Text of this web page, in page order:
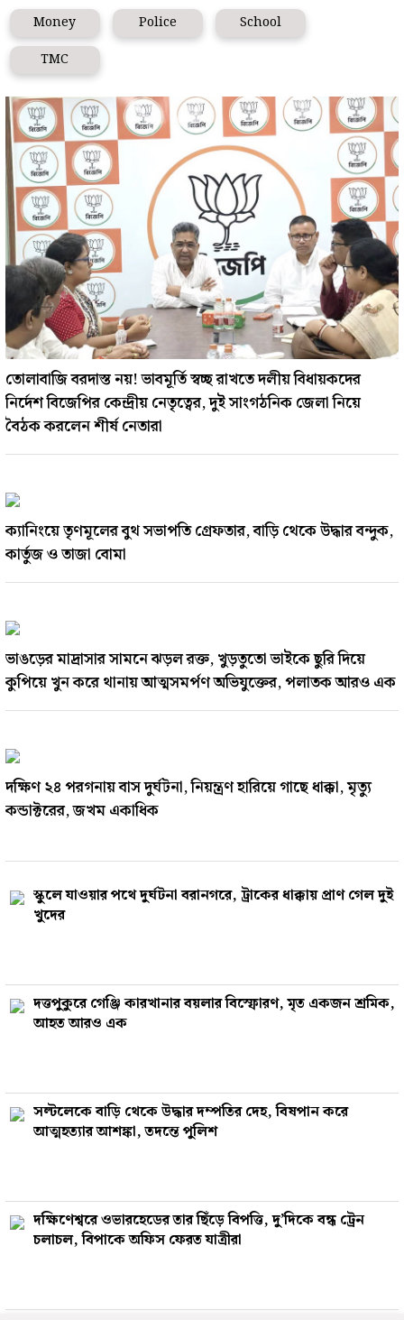
Money Police
School
TMC
তোলাবাজি বরদাস্ত নয়! ভাবমূর্তি স্বচ্ছ রাখতে দলীয় বিধায়কদের
নির্দেশ বিজেপির কেন্দ্রীয় নেতৃত্বের, দুই সাংগঠনিক জেলা নিয়ে
বৈঠক করলেন শীর্ষ নেতারা
ক্যানিংয়ে তৃণমূলের বুথ সভাপতি গ্রেফতার, বাড়ি থেকে উদ্ধার বন্দুক,
কার্তুজ ও তাজা বোমা
ভাঙড়ের মাদ্রাসার সামনে ঝড়ল রক্ত, খুড়তুতো ভাইকে ছুরি দিয়ে
কুপিয়ে খুন করে থানায় আত্মসমর্পণ অভিযুক্তের, পলাতক আরও এক
দক্ষিণ ২৪ পরগনায় বাস দুর্ঘটনা, নিয়ন্ত্রণ হারিয়ে গাছে ধাক্কা, মৃত্যু
কন্ডাক্টরের, জখম একাধিক
স্কুলে যাওয়ার পথে দুর্ঘটনা বরানগরে, ট্রাকের ধাক্কায় প্রাণ গেল দুই
খুদের
দত্তপুকুরে গেঞ্জি কারখানার বয়লার বিস্ফোরণ, মৃত একজন শ্রমিক,
আহত আরও এক
সল্টলেকে বাড়ি থেকে উদ্ধার দম্পতির দেহ, বিষপান করে
আত্মহত্যার আশঙ্কা, তদন্তে পুলিশ
দক্ষিণেশ্বরে ওভারহেডের তার ছিঁড়ে বিপত্তি, দু’দিকে বন্ধ ট্রেন
চলাচল, বিপাকে অফিস ফেরত যাত্রীরা